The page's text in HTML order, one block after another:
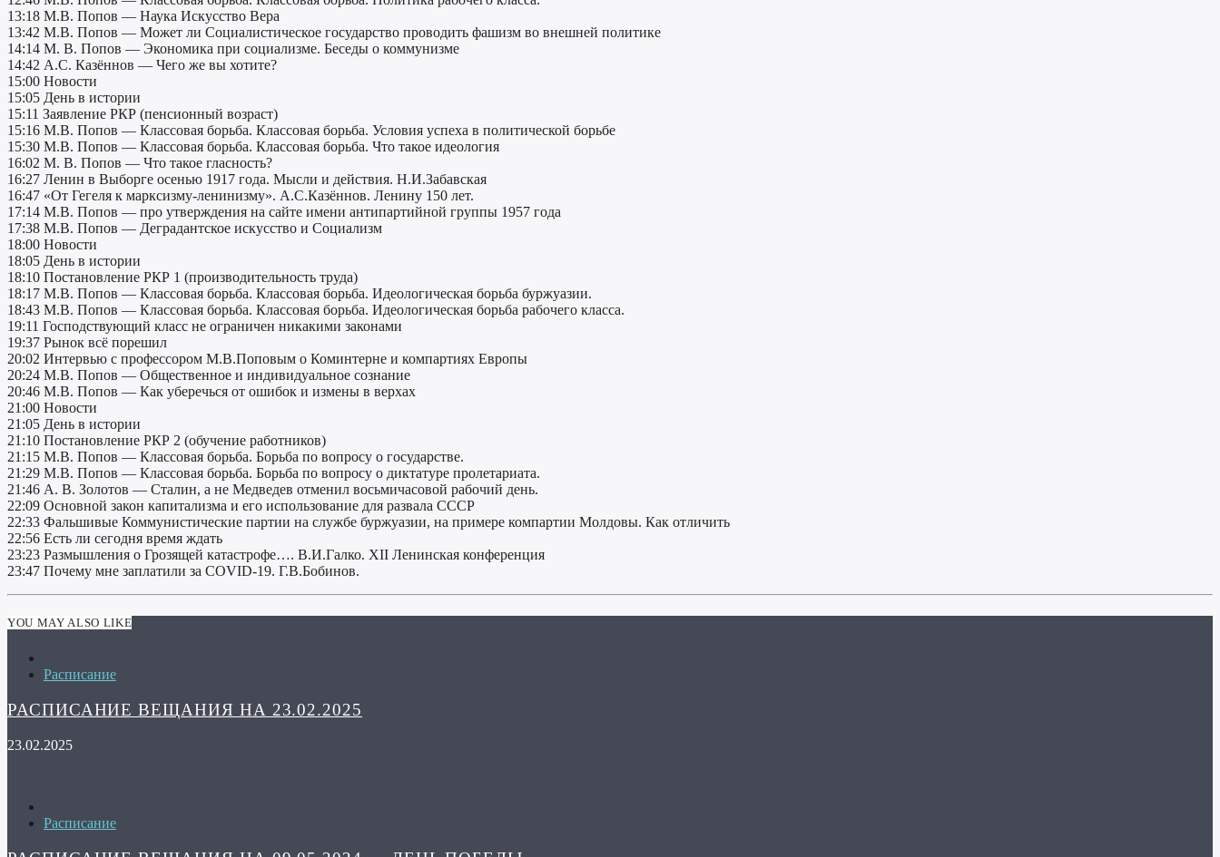
13:18 М.В. Попов — Наука Искусство Вера
13:42 М.В. Попов — Может ли Социалистическое государство проводить фашизм во внешней политике
14:14 М. В. Попов — Экономика при социализме. Беседы о коммунизме
14:42 А.С. Казённов — Чего же вы хотите?
15:00 Новости
15:05 День в истории
15:11 Заявление РКР (пенсионный возраст)
15:16 М.В. Попов — Классовая борьба. Классовая борьба. Условия успеха в политической борьбе
15:30 М.В. Попов — Классовая борьба. Классовая борьба. Что такое идеология
16:02 М. В. Попов — Что такое гласность?
16:27 Ленин в Выборге осенью 1917 года. Мысли и действия. Н.И.Забавская
16:47 «От Гегеля к марксизму-ленинизму». А.С.Казённов. Ленину 150 лет.
17:14 М.В. Попов — про утверждения на сайте имени антипартийной группы 1957 года
17:38 М.В. Попов — Деградантское искусство и Социализм
18:00 Новости
18:05 День в истории
18:10 Постановление РКР 1 (производительность труда)
18:17 М.В. Попов — Классовая борьба. Классовая борьба. Идеологическая борьба буржуазии.
18:43 М.В. Попов — Классовая борьба. Классовая борьба. Идеологическая борьба рабочего класса.
19:11 Господствующий класс не ограничен никакими законами
19:37 Рынок всё порешил
20:02 Интервью c профессором М.В.Поповым о Коминтерне и компартиях Европы
20:24 М.В. Попов — Общественное и индивидуальное сознание
20:46 М.В. Попов — Как уберечься от ошибок и измены в верхах
21:00 Новости
21:05 День в истории
21:10 Постановление РКР 2 (обучение работников)
21:15 М.В. Попов — Классовая борьба. Борьба по вопросу о государстве.
21:29 М.В. Попов — Классовая борьба. Борьба по вопросу о диктатуре пролетариата.
21:46 А. В. Золотов — Сталин, а не Медведев отменил восьмичасовой рабочий день.
22:09 Основной закон капитализма и его использование для развала СССР
22:33 Фальшивые Коммунистические партии на службе буржуазии, на примере компартии Молдовы. Как отличить
22:56 Есть ли сегодня время ждать
23:23 Размышления о Грозящей катастрофе…. В.И.Галко. XII Ленинская конференция
23:47 Почему мне заплатили за COVID-19. Г.В.Бобинов.
YOU MAY ALSO LIKE
Расписание
РАСПИСАНИЕ ВЕЩАНИЯ НА 23.02.2025
23.02.2025
Расписание